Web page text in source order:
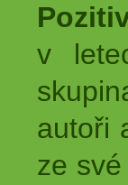
v
autoři
ze